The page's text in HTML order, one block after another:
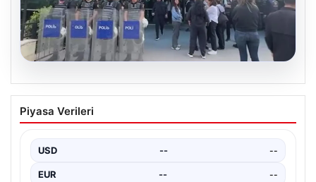
05.08.2026
Avcılar Belediyesi’ne operasyon. 12
şüpheli gözaltına alındı
Piyasa Verileri
USD -- --
EUR -- --